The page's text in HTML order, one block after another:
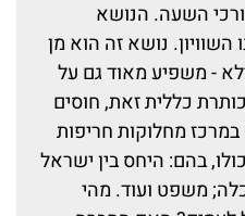
השעה. הנושא
נושא זה הוא מן
- משפיע מאוד גם על
כללית זאת, חוסים
במרכז מחלוקות חריפות
בהם: היחס בין ישראל
משפט ועוד. מהי